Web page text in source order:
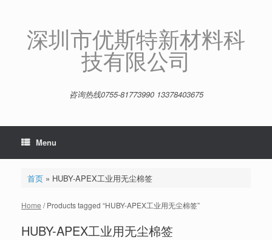
深圳市优斯特新材料科
技有限公司
咨询热线0755-81773990 13378403675
Menu
首页» HUBY-APEX工业用无尘棉签
Home / Products tagged “HUBY-APEX工业用无尘棉签”
HUBY-APEX工业用无尘棉签